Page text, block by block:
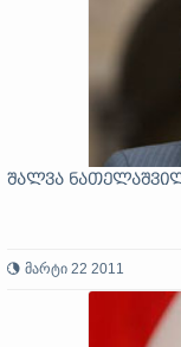
შალვა
მარტი 22 2011